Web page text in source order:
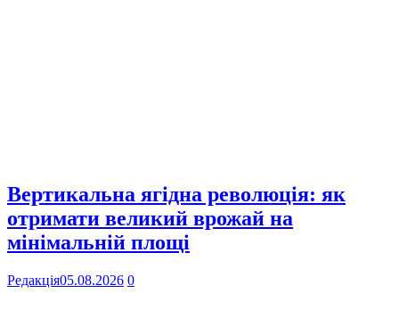
Вертикальна ягідна революція: як
отримати великий врожай на
мінімальній площі
Редакція05.08.2026 0